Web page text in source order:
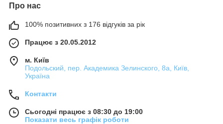
Про нас
100% позитивних з 176 відгуків за рік
Працює з 20.05.2012
м. Київ
Подольский, пер. Академика Зелинского, 8а, Київ,
Україна
Контакти
Сьогодні працює з 08:30 до 19:00
Показати весь графік роботи